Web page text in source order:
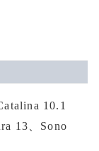
10.1
13、Sono